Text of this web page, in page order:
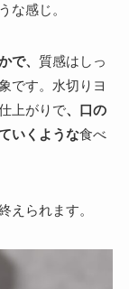
な感じ。
で、 質感はしっ
です。水切りヨ
上がりで、口の
いくような食べ
えられます。